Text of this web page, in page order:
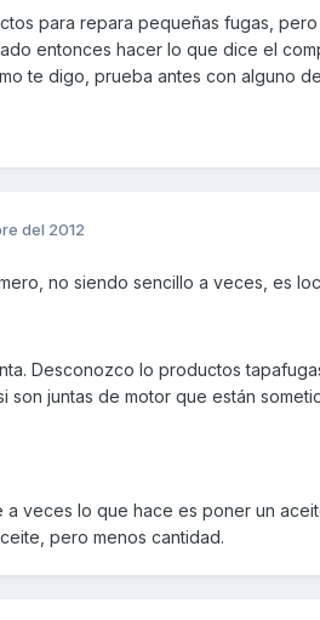
para repara pequeñas fugas,
entonces hacer lo que dice el
te digo, prueba antes con alguno
del 2012
no siendo sencillo a veces, es
Desconozco lo productos
son juntas de motor que están
a veces lo que hace es poner un
pero menos cantidad.